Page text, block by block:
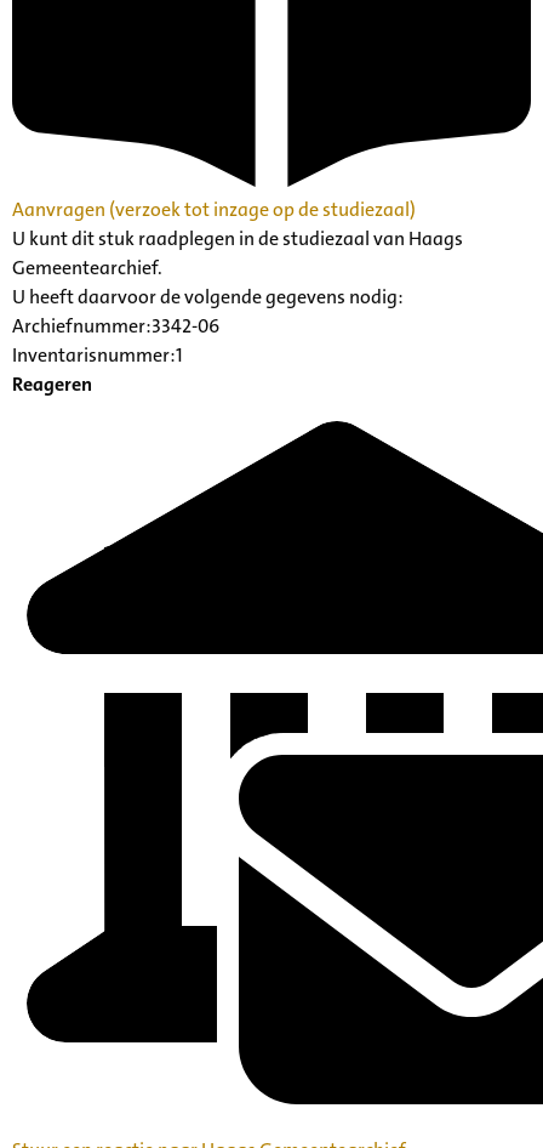
Aanvragen (verzoek tot inzage op de studiezaal)
U kunt dit stuk raadplegen in de studiezaal van Haags
Gemeentearchief.
U heeft daarvoor de volgende gegevens nodig:
Archiefnummer:3342-06
Inventarisnummer:1
Reageren